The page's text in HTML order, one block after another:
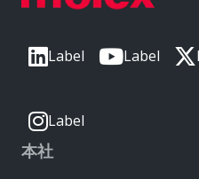
Label Label
Label
本社